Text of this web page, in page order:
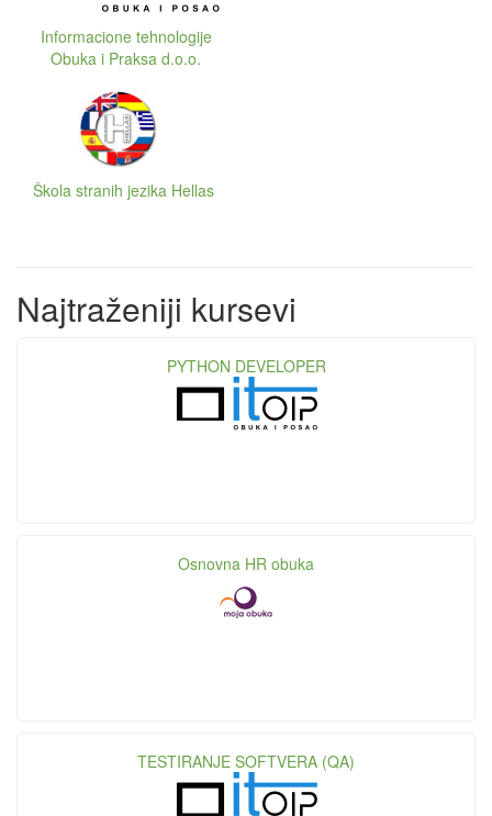
Informacione tehnologije
Obuka i Praksa d.o.o.
Škola stranih jezika Hellas
Najtraženiji kursevi
PYTHON DEVELOPER
Osnovna HR obuka
TESTIRANJE SOFTVERA (QA)